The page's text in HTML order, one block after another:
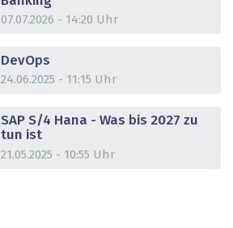
07.07.2026 - 14:20 Uhr
DevOps
24.06.2025 - 11:15 Uhr
SAP S/4 Hana - Was bis 2027 zu
tun ist
21.05.2025 - 10:55 Uhr